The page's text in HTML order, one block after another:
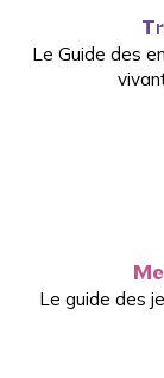
Le Guide des
Le guide des